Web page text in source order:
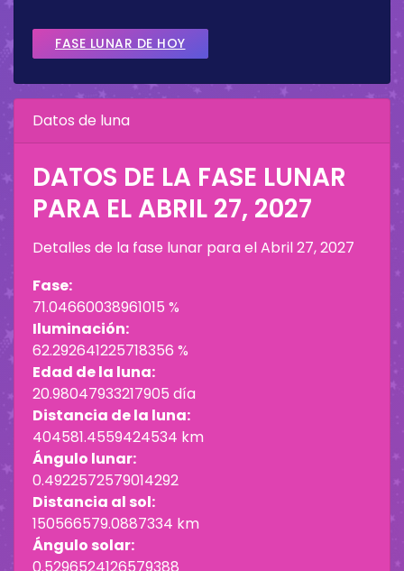
FASE LUNAR DE HOY
Datos de luna
DATOS DE LA FASE LUNAR
PARA EL ABRIL 27, 2027
Detalles de la fase lunar para elAbril 27, 2027
Fase:
71.04660038961015 %
Iluminación:
62.292641225718356 %
Edad de la luna:
20.98047933217905 día
Distancia de la luna:
404581.4559424534 km
Ángulo lunar:
0.4922572579014292
Distancia al sol:
150566579.0887334 km
Ángulo solar: